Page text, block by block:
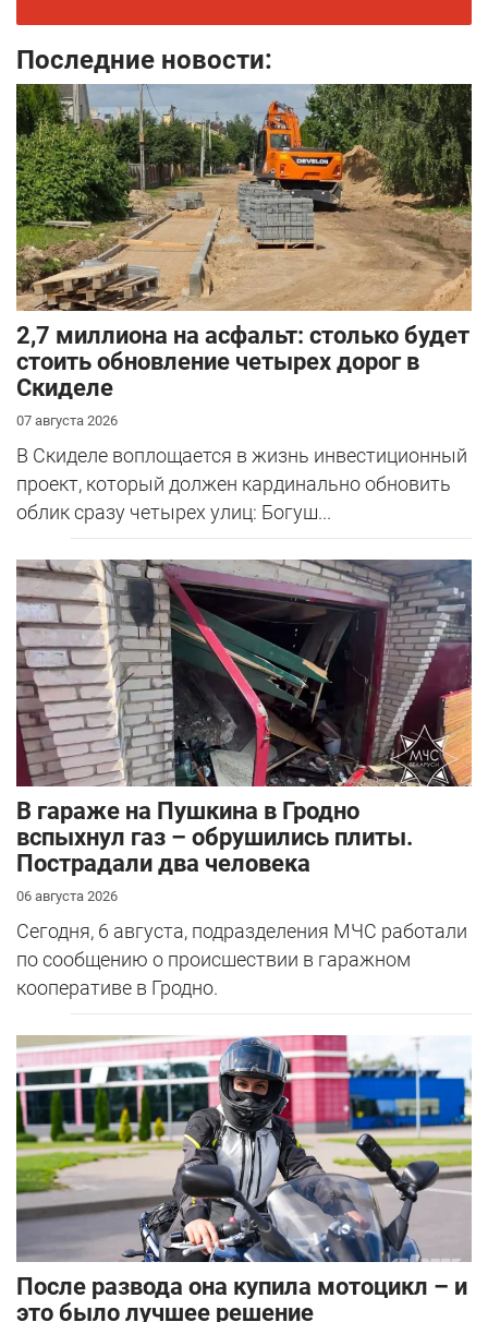
Последние новости:
2,7 миллиона на асфальт: столько будет
стоить обновление четырех дорог в
Скиделе
07 августа 2026
В Скиделе воплощается в жизнь инвестиционный
проект, который должен кардинально обновить
облик сразу четырех улиц: Богуш...
В гараже на Пушкина в Гродно
вспыхнул газ – обрушились плиты.
Пострадали два человека
06 августа 2026
Сегодня, 6 августа, подразделения МЧС работали
по сообщению о происшествии в гаражном
кооперативе в Гродно.
После развода она купила мотоцикл – и
это было лучшее решение